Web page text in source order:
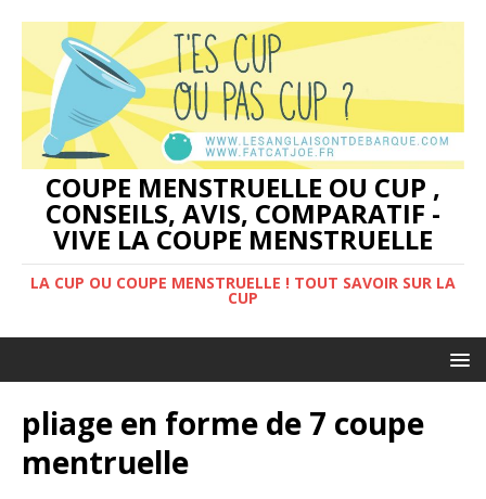
COUPE MENSTRUELLE OU CUP ,
CONSEILS, AVIS, COMPARATIF -
VIVE LA COUPE MENSTRUELLE
LA CUP OU COUPE MENSTRUELLE ! TOUT SAVOIR SUR LA
CUP
pliage en forme de 7 coupe
mentruelle